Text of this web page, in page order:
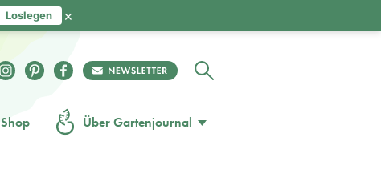
Shop Über Gartenjournal
Loslegen ×